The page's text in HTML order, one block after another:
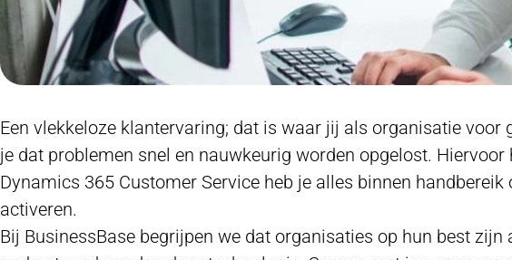
Een vlekkeloze klantervaring; dat is waar jij als organisatie
je dat problemen snel en nauwkeurig worden opgelost.
Dynamics 365 Customer Service heb je alles binnen
activeren.
Bij BusinessBase begrijpen we dat organisaties op hun best